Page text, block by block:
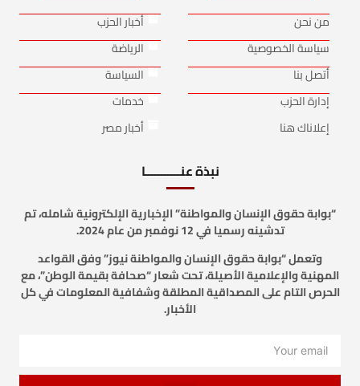
من نحن
سياسة الخصوصية
أتصل بنا
إدارة الحزب
إعلاناك هنا
أخبار الحزب
الرياضة
السياسة
خدمات
أخبار مصر
نبذة عنـــــــــــا
“بوابة حقوق الإنسان والمواطنة” الإخبارية الإلكترونية شامله، تم
تدشينه رسميا في 12 نوفمبر من عام 2024.
وتعمل “بوابة حقوق الإنسان والمواطنة نيوز” وفق القواعد
المهنية والإعلامية الأصيلة، تحت شعار “صحافة بقيمة الوطن”، مع
الحرص التام على المصداقية المطلقة وشفافية المعلومات في كل
الأخبار.